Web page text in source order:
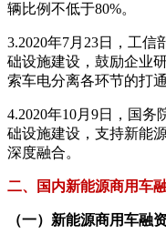
辆比例不低于80%。
3.2020年7月23日，工
础设施建设，鼓励企业
索车电分离各环节的打通
4.2020年10月9日，国
础设施建设，支持新能
深度融合。
二、国内新能源商用车
（一）新能源商用车融